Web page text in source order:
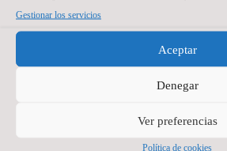
Gestionar los servicios
Aceptar
Denegar
Ver preferencias
Política de cookies
WANAPIX
27 de julio de 2026
No
El Wanapix incorpora
diestro argentino llega